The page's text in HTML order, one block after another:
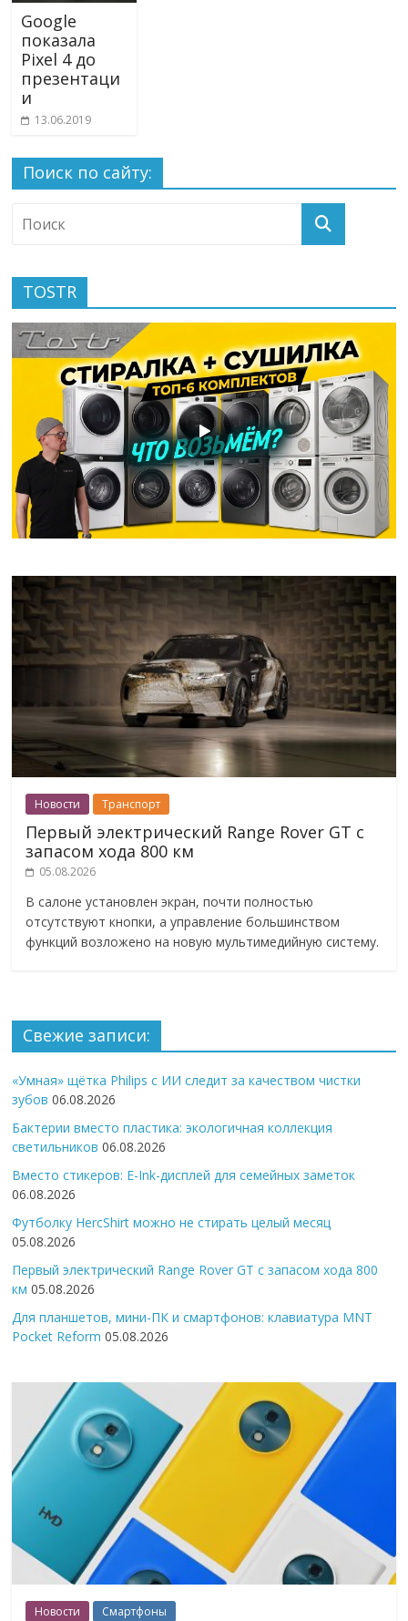
Google
показала
Pixel 4 до
презентаци
и
13.06.2019
Поиск по сайту:
TOSTR
Новости Транспорт
Первый электрический Range Rover GT с
запасом хода 800 км
05.08.2026
В салоне установлен экран, почти полностью
отсутствуют кнопки, а управление большинством
функций возложено на новую мультимедийную систему.
Свежие записи:
«Умная» щётка Philips с ИИ следит за качеством чистки
зубов 06.08.2026
Бактерии вместо пластика: экологичная коллекция
светильников 06.08.2026
Вместо стикеров: E-Ink-дисплей для семейных заметок
06.08.2026
Футболку HercShirt можно не стирать целый месяц
05.08.2026
Первый электрический Range Rover GT с запасом хода 800
км 05.08.2026
Для планшетов, мини-ПК и смартфонов: клавиатура MNT
Pocket Reform 05.08.2026
Новости Смартфоны